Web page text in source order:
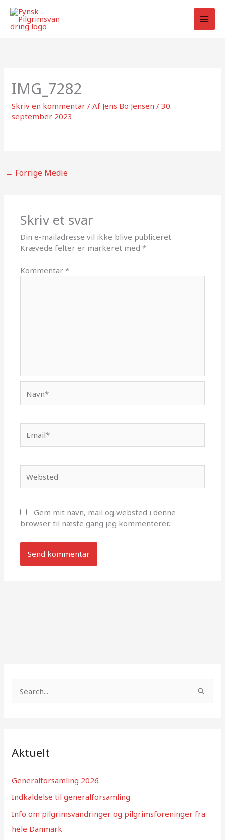
indholdet
IMG_7282
Skriv en kommentar / Af Jens Bo Jensen/30.
september 2023
← Forrige Medie
Skriv et svar
Din e-mailadresse vil ikke blive publiceret.
Krævede felter er markeret med*
Kommentar*
Gem mit navn, mail og websted i denne
browser til næste gang jeg kommenterer.
ø
e
Aktuelt
Generalforsamling 2026
Indkaldelse til generalforsamling
Info om pilgrimsvandringer og pilgrimsforeninger fra
hele Danmark